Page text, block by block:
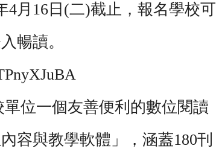
4月16日(二)截止，報名學校可
暢讀。
位一個友善便利的數位閱讀
容與教學軟體」，涵蓋180刊